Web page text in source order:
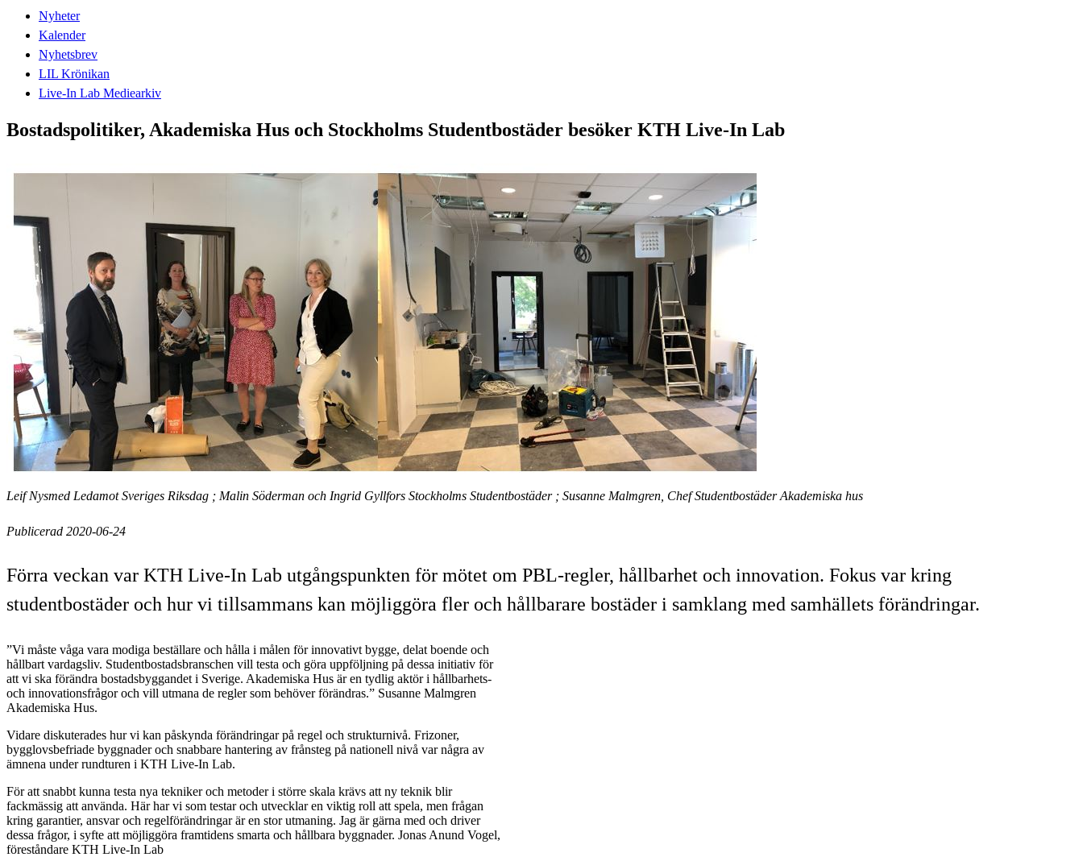
Nyheter
Kalender
Nyhetsbrev
LIL Krönikan
Live-In Lab Mediearkiv
Bostadspolitiker, Akademiska Hus och Stockholms Studentbostäder besöker KTH Live-In Lab
Leif Nysmed Ledamot Sveriges Riksdag ; Malin Söderman och Ingrid Gyllfors Stockholms Studentbostäder ; Susanne Malmgren, Chef Studentbostäder Akademiska hus
Publicerad 2020-06-24
Förra veckan var KTH Live-In Lab utgångspunkten för mötet om PBL-regler, hållbarhet och innovation. Fokus var kring
studentbostäder och hur vi tillsammans kan möjliggöra fler och hållbarare bostäder i samklang med samhällets förändringar.
”Vi måste våga vara modiga beställare och hålla i målen för innovativt bygge, delat boende och
hållbart vardagsliv. Studentbostadsbranschen vill testa och göra uppföljning på dessa initiativ för
att vi ska förändra bostadsbyggandet i Sverige. Akademiska Hus är en tydlig aktör i hållbarhets-
och innovationsfrågor och vill utmana de regler som behöver förändras.” Susanne Malmgren
Akademiska Hus.
Vidare diskuterades hur vi kan påskynda förändringar på regel och strukturnivå. Frizoner,
bygglovsbefriade byggnader och snabbare hantering av frånsteg på nationell nivå var några av
ämnena under rundturen i KTH Live-In Lab.
För att snabbt kunna testa nya tekniker och metoder i större skala krävs att ny teknik blir
fackmässig att använda. Här har vi som testar och utvecklar en viktig roll att spela, men frågan
kring garantier, ansvar och regelförändringar är en stor utmaning. Jag är gärna med och driver
dessa frågor, i syfte att möjliggöra framtidens smarta och hållbara byggnader. Jonas Anund Vogel,
föreståndare KTH Live-In Lab